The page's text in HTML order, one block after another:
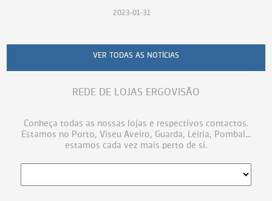
2023-01-31
VER TODAS AS NOTÍCIAS
REDE DE LOJAS ERGOVISÃO
Conheça todas as nossas lojas e respectivos contactos.
Estamos no Porto, Viseu Aveiro, Guarda, Leiria, Pombal...
estamos cada vez mais perto de si.